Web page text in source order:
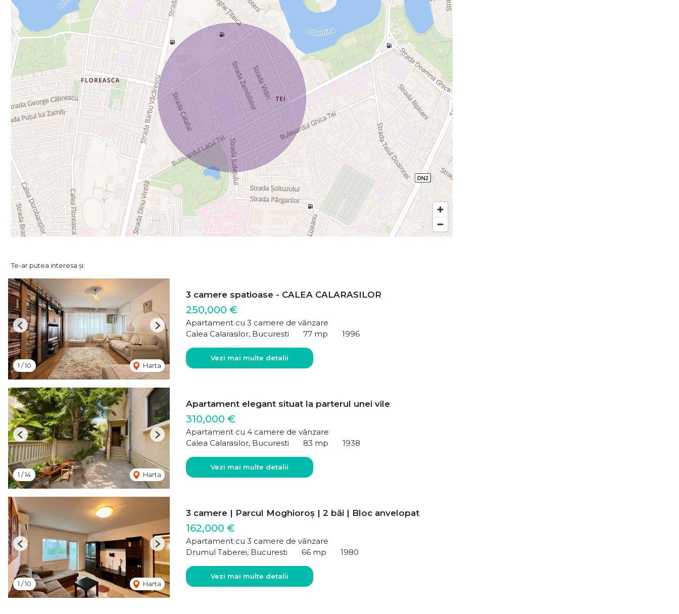
Te-ar putea interesa și:
1 /10 Harta
Previous Next
3 camere spatioase - CALEA CALARASILOR
250,000 €
Apartament cu 3 camere de vânzare
Calea Calarasilor, Bucuresti
77 mp 1996
Vezi mai multe detalii
1 /14 Harta
Previous Next
Apartament elegant situat la parterul unei vile
310,000 €
Apartament cu 4 camere de vânzare
Calea Calarasilor, Bucuresti
83 mp 1938
Vezi mai multe detalii
1 /10 Harta
Previous Next
3 camere | Parcul Moghioroș | 2 băi | Bloc anvelopat
162,000 €
Apartament cu 3 camere de vânzare
Drumul Taberei, Bucuresti
66 mp 1980
Vezi mai multe detalii